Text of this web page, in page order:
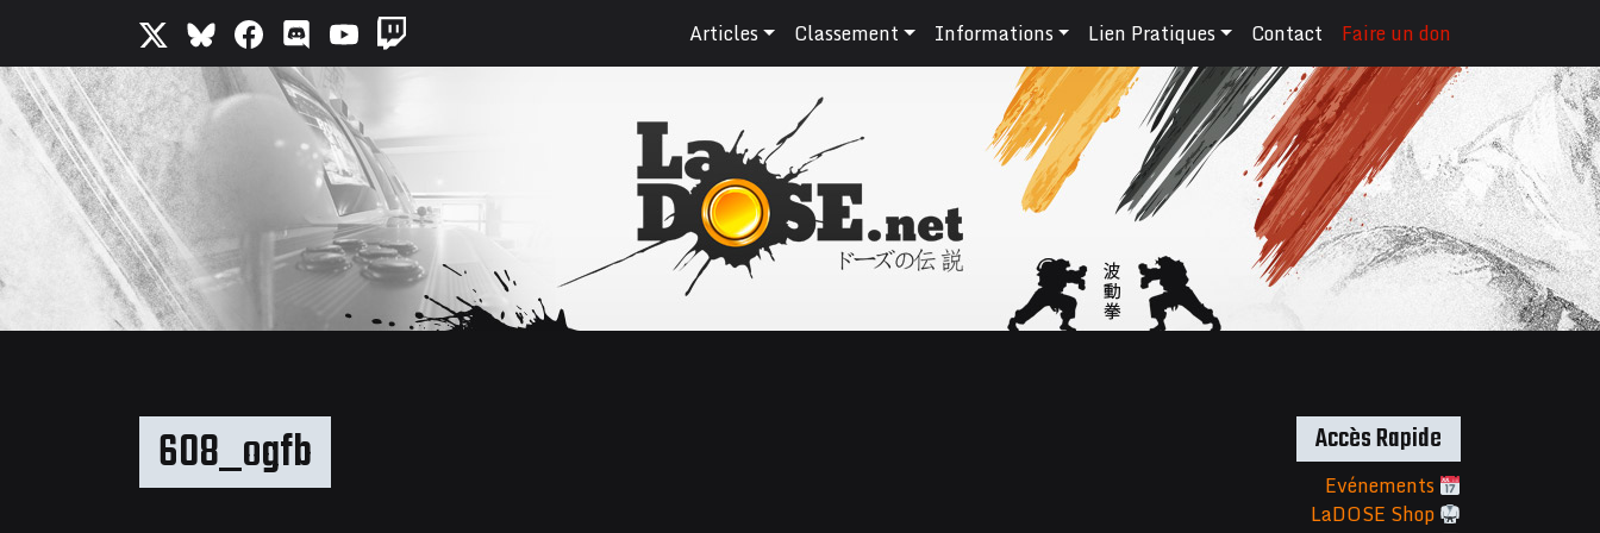
Articles Classement Informations Lien Pratiques Contact Faire un don
608_ogfb Accès Rapide
Evénements
LaDOSE Shop